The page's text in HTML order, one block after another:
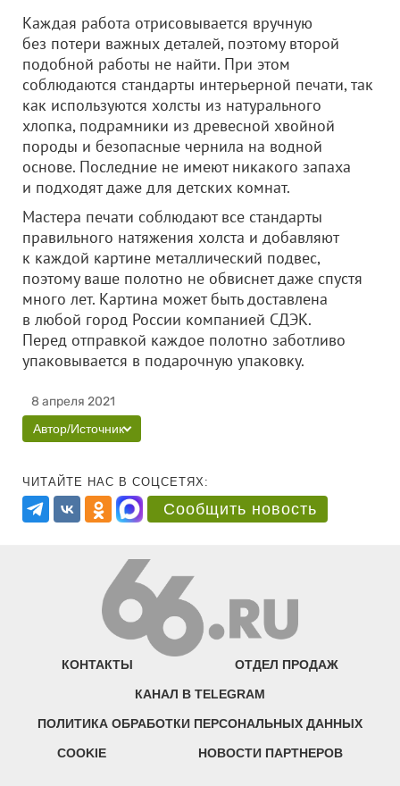
Каждая работа отрисовывается вручную
без потери важных деталей, поэтому второй
подобной работы не найти. При этом
соблюдаются стандарты интерьерной печати, так
как используются холсты из натурального
хлопка, подрамники из древесной хвойной
породы и безопасные чернила на водной
основе. Последние не имеют никакого запаха
и подходят даже для детских комнат.
Мастера печати соблюдают все стандарты
правильного натяжения холста и добавляют
к каждой картине металлический подвес,
поэтому ваше полотно не обвиснет даже спустя
много лет. Картина может быть доставлена
в любой город России компанией СДЭК.
Перед отправкой каждое полотно заботливо
упаковывается в подарочную упаковку.
8 апреля 2021
Автор/Источник
ЧИТАЙТЕ НАС В СОЦСЕТЯХ:
Сообщить новость
КОНТАКТЫ ОТДЕЛ ПРОДАЖ
КАНАЛ В TELEGRAM
ПОЛИТИКА ОБРАБОТКИ ПЕРСОНАЛЬНЫХ ДАННЫХ
COOKIE НОВОСТИ ПАРТНЕРОВ